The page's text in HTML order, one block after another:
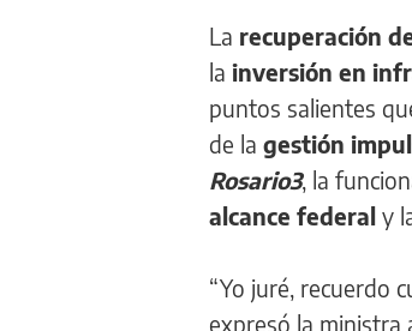
La recuperación
la inversión en
puntos salientes
de la gestión
Rosario3, la
alcance federal y
“Yo juré, recuerdo
expresó la ministra